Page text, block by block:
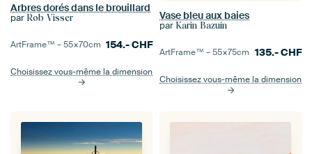
Arbres dorés dans le brouillard
par Rob Visser
ArtFrame™ –55×70cm 154.-CHF
Choisissez vous-même la dimension
Vase bleu aux baies
par Karin Bazuin
ArtFrame™ –55×75cm 135.-CHF
Choisissez vous-même la dimension